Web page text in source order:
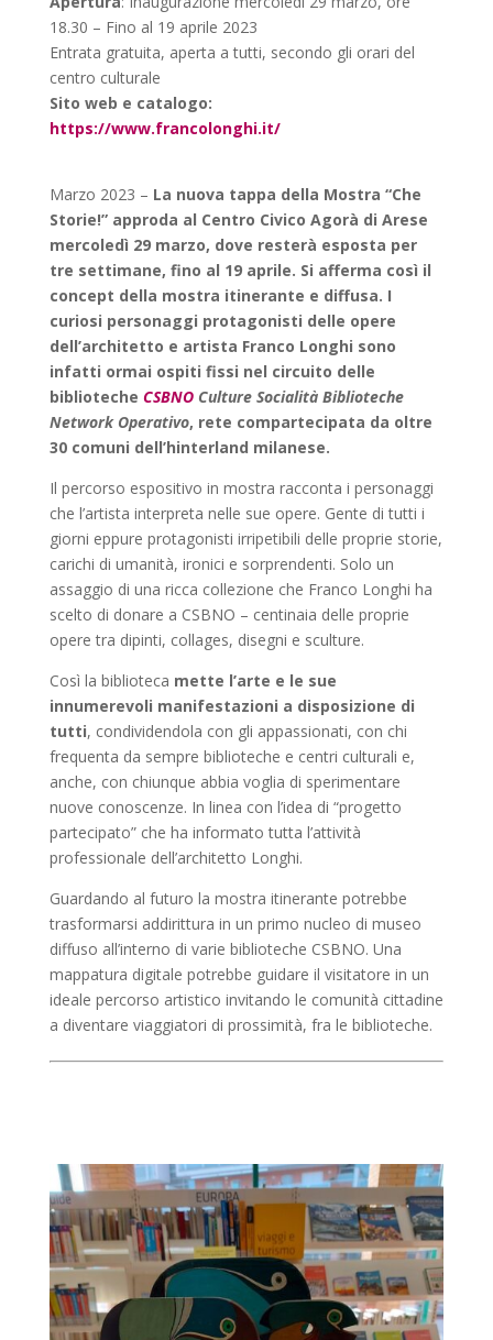
18.30 – Fino al 19 aprile 2023
Entrata gratuita, aperta a tutti, secondo gli orari del
centro culturale
Sito web e catalogo:
https://www.francolonghi.it/
Marzo 2023 – La nuova tappa della Mostra “Che
Storie!” approda al Centro Civico Agorà di Arese
mercoledì 29 marzo, dove resterà esposta per
tre settimane, fino al 19 aprile. Si afferma così il
concept della mostra itinerante e diffusa. I
curiosi personaggi protagonisti delle opere
dell’architetto e artista Franco Longhi sono
infatti ormai ospiti fissi nel circuito delle
biblioteche CSBNOCulture Socialità Biblioteche
Network Operativo, rete compartecipata da oltre
30 comuni dell’hinterland milanese.
Il percorso espositivo in mostra racconta i personaggi
che l’artista interpreta nelle sue opere. Gente di tutti i
giorni eppure protagonisti irripetibili delle proprie storie,
carichi di umanità, ironici e sorprendenti. Solo un
assaggio di una ricca collezione che Franco Longhi ha
scelto di donare a CSBNO – centinaia delle proprie
opere tra dipinti, collages, disegni e sculture.
Così la biblioteca mette l’arte e le sue
innumerevoli manifestazioni a disposizione di
tutti, condividendola con gli appassionati, con chi
frequenta da sempre biblioteche e centri culturali e,
anche, con chiunque abbia voglia di sperimentare
nuove conoscenze. In linea con l’idea di “progetto
partecipato” che ha informato tutta l’attività
professionale dell’architetto Longhi.
Guardando al futuro la mostra itinerante potrebbe
trasformarsi addirittura in un primo nucleo di museo
diffuso all’interno di varie biblioteche CSBNO. Una
mappatura digitale potrebbe guidare il visitatore in un
ideale percorso artistico invitando le comunità cittadine
a diventare viaggiatori di prossimità, fra le biblioteche.